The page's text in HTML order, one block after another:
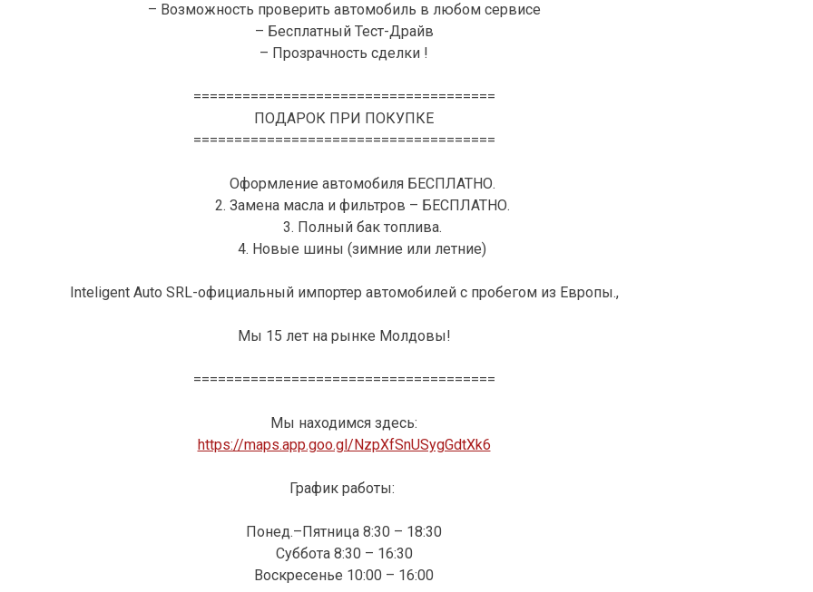
– Возможность проверить автомобиль в любом сервисе
– Бесплатный Тест-Драйв
– Прозрачность сделки !
=====================================
ПОДАРОК ПРИ ПОКУПКЕ
=====================================
Оформление автомобиля БЕСПЛАТНО.
2. Замена масла и фильтров – БЕСПЛАТНО.
3. Полный бак топлива.
4. Новые шины (зимние или летние)
Inteligent Auto SRL-официальный импортер автомобилей с пробегом из Европы.,
Мы 15 лет на рынке Молдовы!
=====================================
Мы находимся здесь:
https://maps.app.goo.gl/NzpXfSnUSygGdtXk6
График работы:
Понед.–Пятница 8:30 – 18:30
Суббота 8:30 – 16:30
Воскресенье 10:00 – 16:00